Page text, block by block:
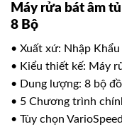
Máy rửa bát âm
8 Bộ
• Xuất xứ: Nhập
• Kiểu thiết kế: Máy
• Dung lượng: 8 bộ
• 5 Chương trình
• Tùy chọn